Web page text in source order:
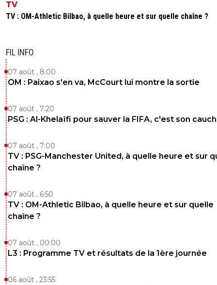
TV
TV : OM-Athletic Bilbao, à quelle heure et sur quelle chaîne ?
FIL INFO
07 août , 8:00
OM : Paixao s'en va, McCourt lui montre la sortie
07 août , 7:20
PSG : Al-Khelaïfi pour sauver la FIFA, c'est son
07 août , 7:00
TV : PSG-Manchester United, à quelle heure et sur
chaîne ?
07 août , 6:50
TV : OM-Athletic Bilbao, à quelle heure et sur quelle
chaîne ?
07 août , 00:00
L3 : Programme TV et résultats de la 1ère journée
06 août , 23:55